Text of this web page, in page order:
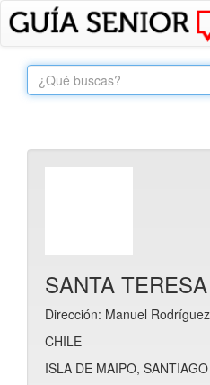
SANTA
Dirección: Manuel
CHILE
ISLA DE MAIPO, SANTIAGO